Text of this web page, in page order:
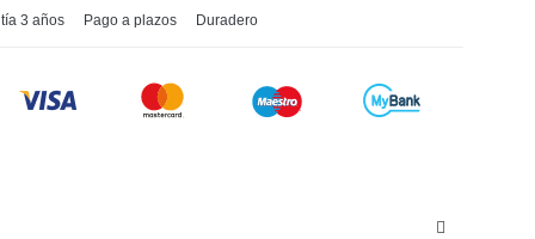
3 años Pago a plazos Duradero